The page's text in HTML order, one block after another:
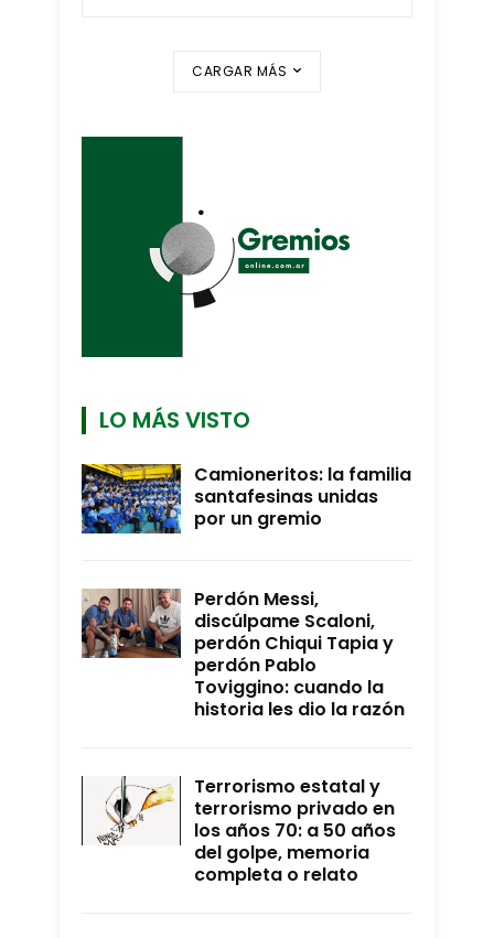
CARGAR MÁS
LO MÁS VISTO
Camioneritos: la familia
santafesinas unidas
por un gremio
Perdón Messi,
discúlpame Scaloni,
perdón Chiqui Tapia y
perdón Pablo
Toviggino: cuando la
historia les dio la razón
Terrorismo estatal y
terrorismo privado en
los años 70: a 50 años
del golpe, memoria
completa o relato